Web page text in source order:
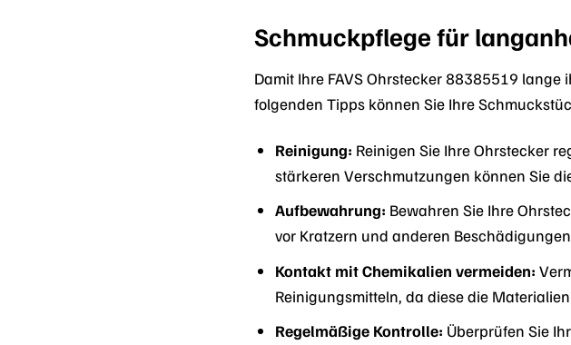
Schmuckpflege für
Damit Ihre FAVS Ohrstecker 88385519
folgenden Tipps können Sie Ihre
Reinigung: Reinigen Sie Ihre Ohrstecker
stärkeren Verschmutzungen können Sie
Aufbewahrung: Bewahren Sie Ihre
vor Kratzern und anderen
Kontakt mit Chemikalien vermeiden:
Reinigungsmitteln, da diese die
Regelmäßige Kontrolle: Überprüfen Sie